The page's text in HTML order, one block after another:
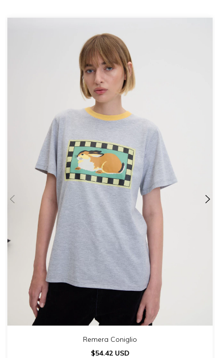
Remera Coniglio
$54.42 USD